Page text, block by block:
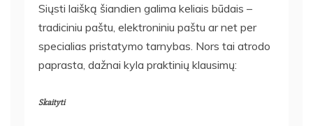
Siųsti laišką šiandien galima keliais būdais –
tradiciniu paštu, elektroniniu paštu ar net per
specialias pristatymo tarnybas. Nors tai atrodo
paprasta, dažnai kyla praktinių klausimų:
Skaityti